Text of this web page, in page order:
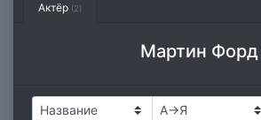
Актёр (2)
Мартин Форд